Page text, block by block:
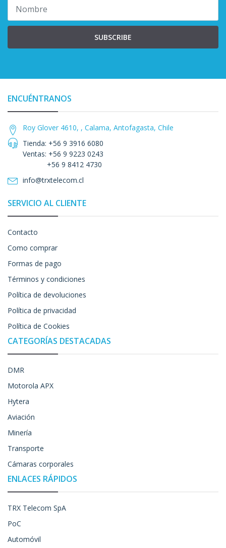
SUBSCRIBE
ENCUÉNTRANOS
Roy Glover 4610, , Calama, Antofagasta, Chile
Tienda: +56 9 3916 6080
Ventas: +56 9 9223 0243
+56 9 8412 4730
info@trxtelecom.cl
SERVICIO AL CLIENTE
Contacto
Como comprar
Formas de pago
Términos y condiciones
Política de devoluciones
Política de privacidad
Política de Cookies
CATEGORÍAS DESTACADAS
DMR
Motorola APX
Hytera
Aviación
Minería
Transporte
Cámaras corporales
ENLACES RÁPIDOS
TRX Telecom SpA
PoC
Automóvil